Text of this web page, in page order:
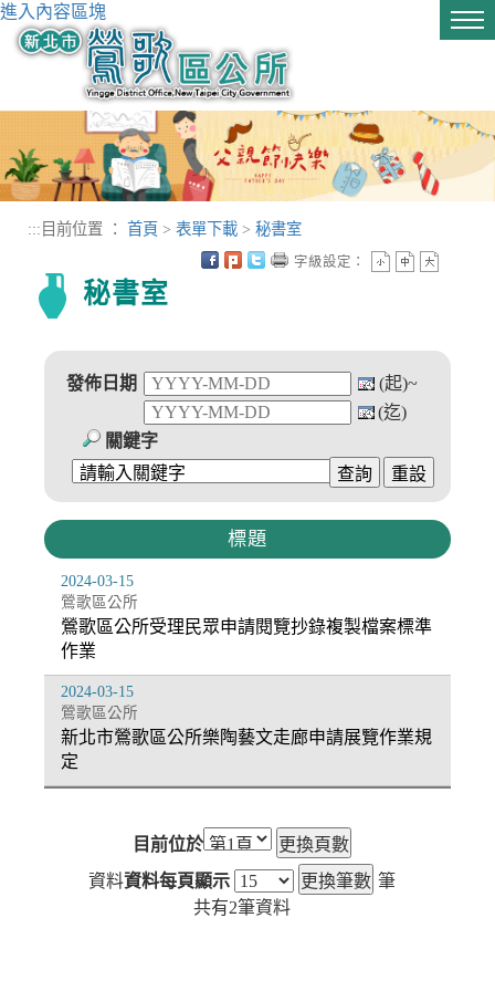
進入內容區塊
::: 目前位置 ： 首頁 > 表單下載 > 秘書室
秘書室
字級設定：
發佈日期
(起)~
(迄)
關鍵字
標題
鶯歌區公所受理民眾申請閱覽抄錄複製檔案標準
作業
鶯歌區公所
2024-03-15
新北市鶯歌區公所樂陶藝文走廊申請展覽作業規
定
鶯歌區公所
2024-03-15
目前位於
資料資料每頁顯示
筆
共有2筆資料